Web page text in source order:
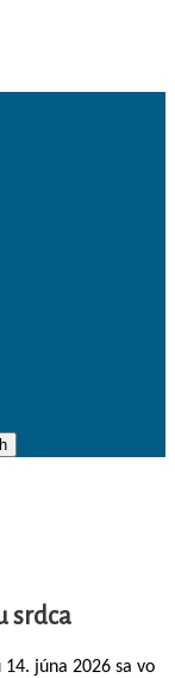
srdca
14. júna 2026 sa vo